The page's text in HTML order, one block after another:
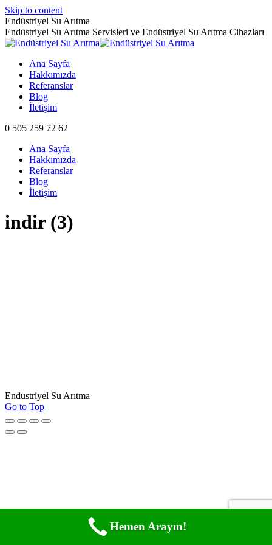
Skip to content
Endüstriyel Su Arıtma
Endüstriyel Su Arıtma Servisleri ve Endüstriyel Su Arıtma Cihazları
Ana Sayfa
Hakkımızda
Referanslar
Blog
İletişim
0 505 259 72 62
Ana Sayfa
Hakkımızda
Referanslar
Blog
İletişim
indir (3)
Endustriyel Su Arıtma
Go to Top
Hemen Arayın!